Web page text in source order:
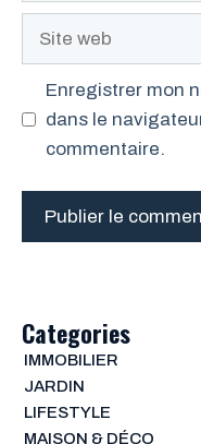
Enregistrer mon
dans le
commentaire.
Categories
IMMOBILIER
JARDIN
LIFESTYLE
MAISON & DÉCO